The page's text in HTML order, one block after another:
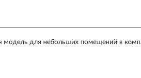
модель для небольших помещений в